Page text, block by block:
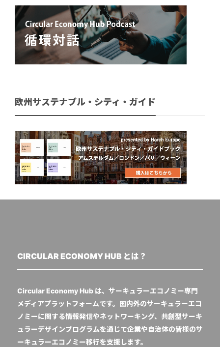
欧州サステナブル・シティ・ガイド
CIRCULAR ECONOMY HUB とは？
Circular Economy Hub は、サーキュラーエコノミー専門
メディアプラットフォームです。国内外のサーキュラーエコ
ノミーに関する情報発信やネットワーキング、共創型サーキ
ュラーデザインプログラムを通じて企業や自治体の皆様のサ
ーキュラーエコノミー移行を支援します。